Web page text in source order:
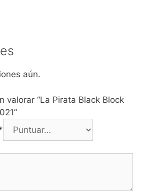
aún.
valorar “La Pirata Black Block